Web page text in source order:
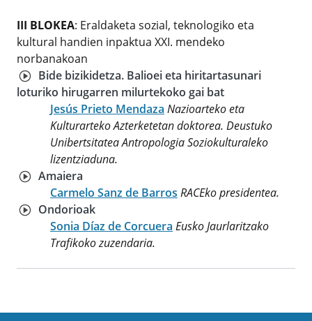
III BLOKEA: Eraldaketa sozial, teknologiko eta
kultural handien inpaktua XXI. mendeko
norbanakoan
Bide bizikidetza. Balioei eta hiritartasunari
loturiko hirugarren milurtekoko gai bat
Jesús Prieto Mendaza Nazioarteko eta
Kulturarteko Azterketetan doktorea. Deustuko
Unibertsitatea Antropologia Soziokulturaleko
lizentziaduna.
Amaiera
Carmelo Sanz de Barros RACEko presidentea.
Ondorioak
Sonia Díaz de Corcuera Eusko Jaurlaritzako
Trafikoko zuzendaria.